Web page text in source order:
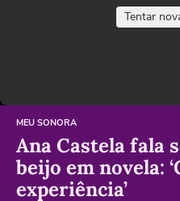
Tentar
MEU SONORA
Ana Castela fala
beijo em novela:
experiência’